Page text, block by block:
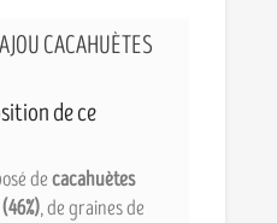
CACAHUÈTES
de ce
decacahuètes
, de graines de